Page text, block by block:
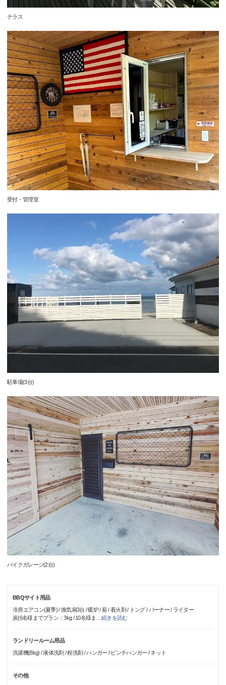
テラス
受付・管理室
駐車場(3台)
バイクガレージ(2台)
BBQサイト用品
冷房エアコン(夏季) / 換気扇3台 / 暖炉 / 薪 / 着火剤 / トング / バーナー / ライター
炭(6名様までプラン：3kg / 10名様ま
続きを読む
ランドリールーム用品
洗濯機(8kg) / 液体洗剤 / 粉洗剤 / ハンガー / ピンチハンガー / ネット
その他